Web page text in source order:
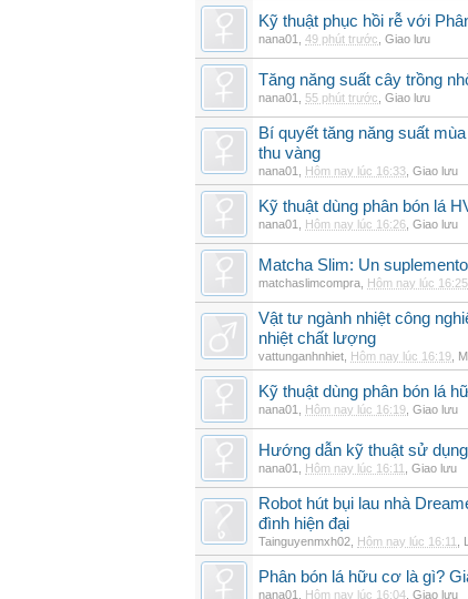
Kỹ thuật phục hồi rễ với
nana01 49 phút trước Giao lưu
Tăng năng suất cây trồng
nana01 55 phút trước Giao lưu
Bí quyết tăng năng suất
thu vàng
nana01 Hôm nay lúc 16:33 Giao lưu
Kỹ thuật dùng phân bón lá
nana01 Hôm nay lúc 16:26 Giao lưu
Matcha Slim: Un
matchaslimcompra Hôm nay lúc 16:25
Vật tư ngành nhiệt công
nhiệt chất lượng
vattunganhnhiet Hôm nay lúc 16:19
Kỹ thuật dùng phân bón lá
nana01 Hôm nay lúc 16:19 Giao lưu
Hướng dẫn kỹ thuật sử
nana01 Hôm nay lúc 16:11 Giao lưu
Robot hút bụi lau nhà
đình hiện đại
Tainguyenmxh02 Hôm nay lúc 16:11
Phân bón lá hữu cơ là gì?
nana01 Hôm nay lúc 16:04 Giao lưu